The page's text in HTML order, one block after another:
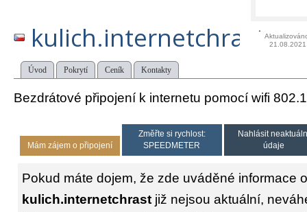
kulich.internetchrast
21.08.2021
Úvod Pokrytí Ceník Kontakty
Bezdrátové připojení k internetu pomocí wifi
Mám zájem o připojení
Změřte si rychlost:
SPEEDMETER
Nahlásit
údaje
Pokud máte dojem, že zde uváděné informace
kulich.internetchrastjiž nejsou aktuální,